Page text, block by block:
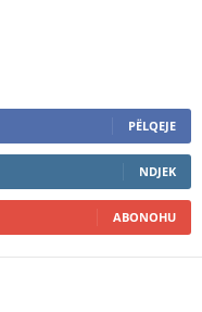
PËLQEJE
NDJEK
ABONOHU